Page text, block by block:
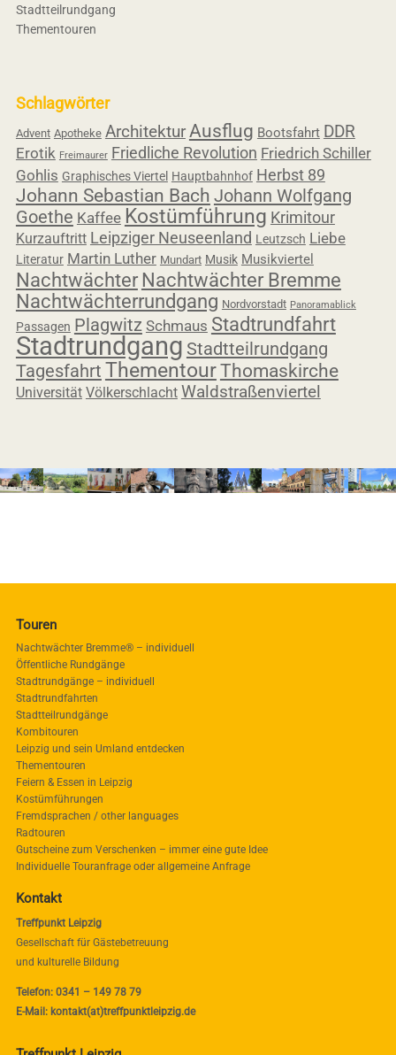
Stadtteilrundgang
Thementouren
Schlagwörter
Advent Apotheke ArchitekturAusflug Bootsfahrt DDR
Erotik Freimaurer Friedliche Revolution Friedrich Schiller
Gohlis Graphisches Viertel Hauptbahnhof Herbst 89
Johann Sebastian Bach Johann Wolfgang
Goethe Kaffee Kostümführung Krimitour
Kurzauftritt Leipziger Neuseenland Leutzsch Liebe
Literatur Martin Luther Mundart Musik Musikviertel
NachtwächterNachtwächter Bremme
Nachtwächterrundgang Nordvorstadt Panoramablick
Passagen Plagwitz Schmaus Stadtrundfahrt
Stadtrundgang Stadtteilrundgang
Tagesfahrt ThementourThomaskirche
Universität Völkerschlacht Waldstraßenviertel
Touren
Nachtwächter Bremme® – individuell
Öffentliche Rundgänge
Stadtrundgänge – individuell
Stadtrundfahrten
Stadtteilrundgänge
Kombitouren
Leipzig und sein Umland entdecken
Thementouren
Feiern & Essen in Leipzig
Kostümführungen
Fremdsprachen / other languages
Radtouren
Gutscheine zum Verschenken – immer eine gute Idee
Individuelle Touranfrage oder allgemeine Anfrage
Kontakt
Treffpunkt Leipzig
Gesellschaft für Gästebetreuung
und kulturelle Bildung
Telefon: 0341 – 149 78 79
E-Mail: kontakt(at)treffpunktleipzig.de